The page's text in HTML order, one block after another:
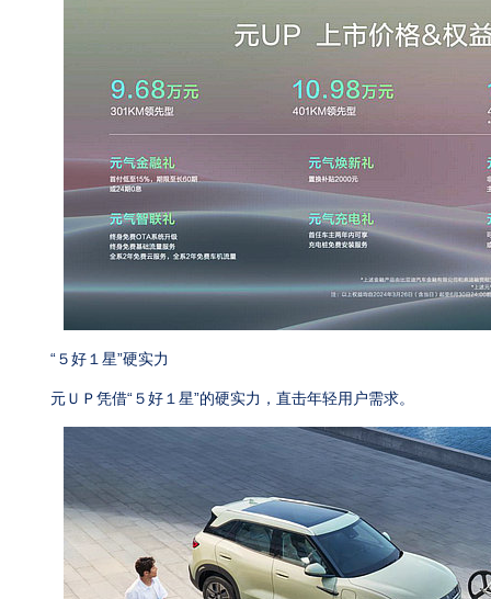
“５好１星”硬实力
元ＵＰ凭借“５好１星”的硬实力，直击年轻用户需求。